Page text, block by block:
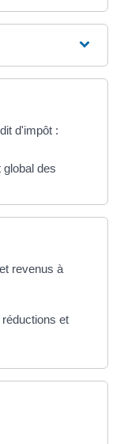
d'impôt :
global des
revenus à
et